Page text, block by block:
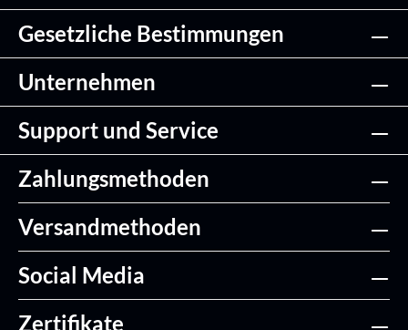
Gesetzliche Bestimmungen
Unternehmen
Support und Service
Zahlungsmethoden
Versandmethoden
Social Media
Zertifikate